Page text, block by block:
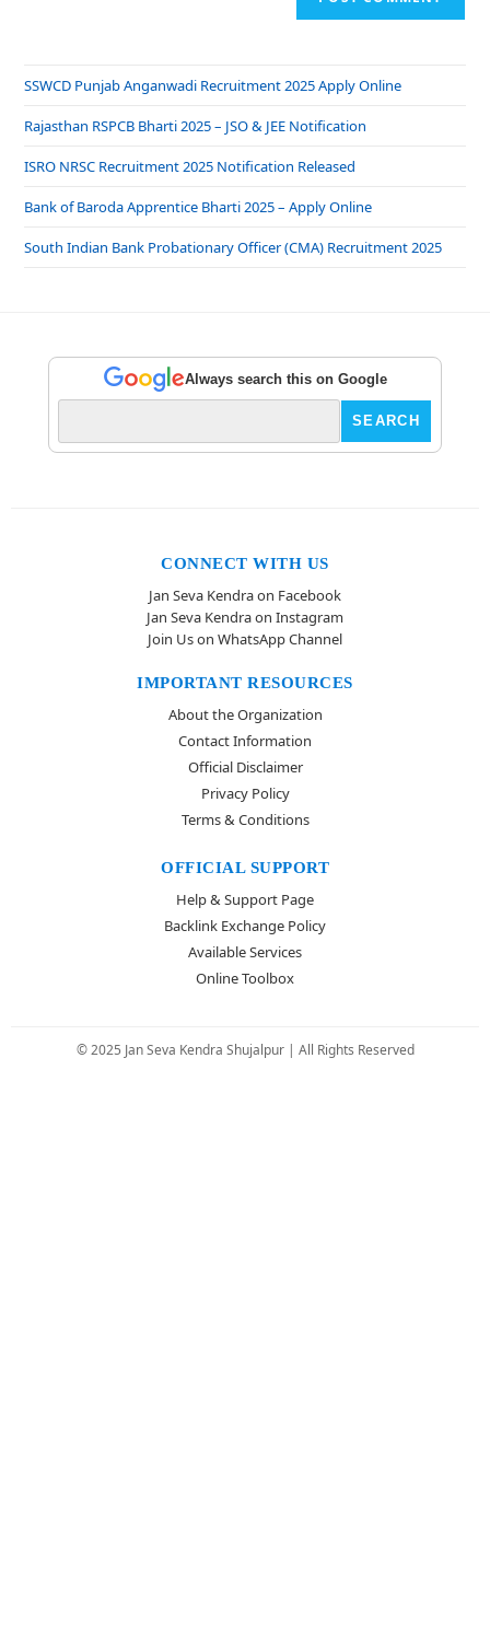
SSWCD Punjab Anganwadi Recruitment 2025 Apply Online
Rajasthan RSPCB Bharti 2025 – JSO & JEE Notification
ISRO NRSC Recruitment 2025 Notification Released
Bank of Baroda Apprentice Bharti 2025 – Apply Online
South Indian Bank Probationary Officer (CMA) Recruitment 2025
Always search this on Google
CONNECT WITH US
Jan Seva Kendra on Facebook
Jan Seva Kendra on Instagram
Join Us on WhatsApp Channel
IMPORTANT RESOURCES
About the Organization
Contact Information
Official Disclaimer
Privacy Policy
Terms & Conditions
OFFICIAL SUPPORT
Help & Support Page
Backlink Exchange Policy
Available Services
Online Toolbox
© 2025 Jan Seva Kendra Shujalpur | All Rights Reserved